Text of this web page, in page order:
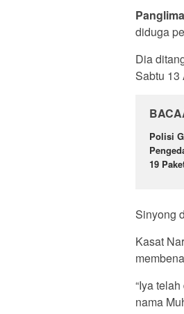
diduga
Dia
Sabtu 13
Polisi
19
Sinyong
Kasat
“Iya
nama